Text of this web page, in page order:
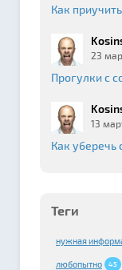
Как
23
Прогулки с
13
Как уберечь
Теги
нужная
любопытно 45